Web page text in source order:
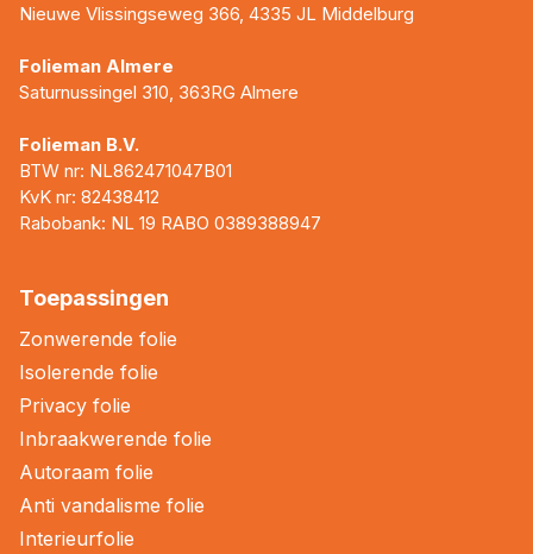
Nieuwe Vlissingseweg 366, 4335 JL Middelburg
Folieman Almere
Saturnussingel 310, 363RG Almere
Folieman B.V.
BTW nr: NL862471047B01
KvK nr: 82438412
Rabobank: NL 19 RABO 0389388947
Toepassingen
Zonwerende folie
Isolerende folie
Privacy folie
Inbraakwerende folie
Autoraam folie
Anti vandalisme folie
Interieurfolie